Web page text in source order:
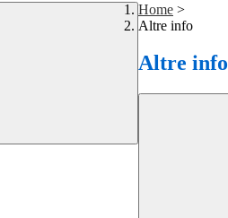
Home >
Altre info
Altre info